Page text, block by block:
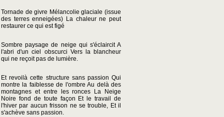
Tornade de givre Mélancolie glaciale (issue
des terres enneigées) La chaleur ne peut
restaurer ce qui est figé
Sombre paysage de neige qui s'éclaircit A
l'abri d'un ciel obscurci Vers la blancheur
qui ne reçoit pas de lumière.
Et revoilà cette structure sans passion Qui
montre la faiblesse de l'ombre Au delà des
montagnes et entre les ronces La Neige
Noire fond de toute façon Et le travail de
l'hiver par aucun frisson ne se trouble, Et il
s'achève sans passion.